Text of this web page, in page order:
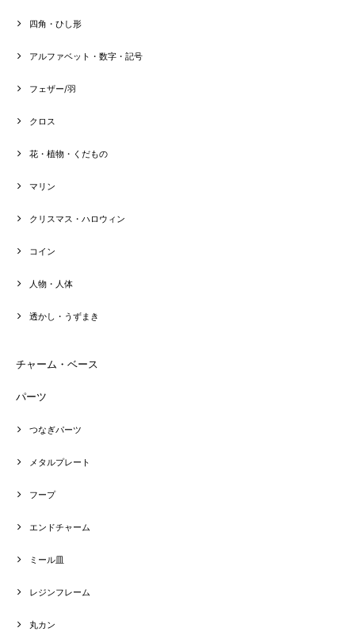
四角・ひし形
アルファベット・数字・記号
フェザー/羽
クロス
花・植物・くだもの
マリン
クリスマス・ハロウィン
コイン
人物・人体
透かし・うずまき
チャーム・ベース
パーツ
つなぎパーツ
メタルプレート
フープ
エンドチャーム
ミール皿
レジンフレーム
丸カン